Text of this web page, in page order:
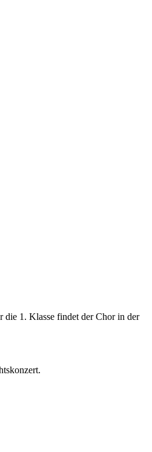
die 1. Klasse findet der Chor in der